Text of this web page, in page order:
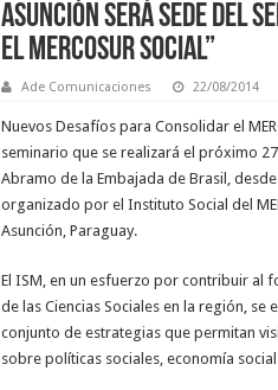
Asunción será sede del
el MERCOSUR Social”
Ade Comunicaciones 22/08/2014
Nuevos Desafíos para Consolidar el
seminario que se realizará el próximo
Abramo de la Embajada de Brasil,
organizado por el Instituto Social del
Asunción, Paraguay.
El ISM, en un esfuerzo por contribuir al
de las Ciencias Sociales en la región, se
conjunto de estrategias que permitan
sobre políticas sociales, economía